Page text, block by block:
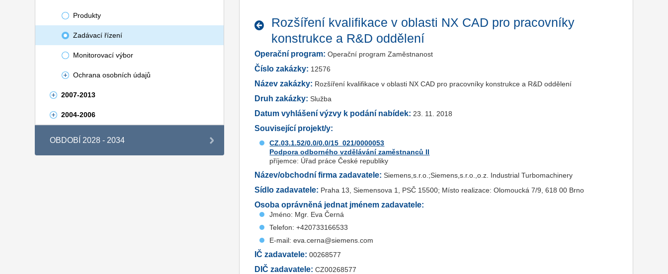
Produkty
Zadávací řízení
Monitorovací výbor
Ochrana osobních údajů
2007-2013
2004-2006
OBDOBÍ 2028 - 2034
Rozšíření kvalifikace v oblasti NX CAD pro pracovníky
konstrukce a R&D oddělení
Operační program: Operační program Zaměstnanost
Číslo zakázky: 12576
Název zakázky: Rozšíření kvalifikace v oblasti NX CAD pro pracovníky konstrukce a R&D oddělení
Druh zakázky: Služba
Datum vyhlášení výzvy k podání nabídek: 23. 11. 2018
Související projekt/y:
CZ.03.1.52/0.0/0.0/15_021/0000053
Podpora odborného vzdělávání zaměstnanců II
příjemce: Úřad práce České republiky
Název/obchodní firma zadavatele: Siemens,s.r.o.;Siemens,s.r.o.,o.z. Industrial Turbomachinery
Sídlo zadavatele: Praha 13, Siemensova 1, PSČ 15500; Místo realizace: Olomoucká 7/9, 618 00 Brno
Osoba oprávněná jednat jménem zadavatele:
Jméno: Mgr. Eva Černá
Telefon: +420733166533
E-mail: eva.cerna@siemens.com
IČ zadavatele: 00268577
DIČ zadavatele: CZ00268577